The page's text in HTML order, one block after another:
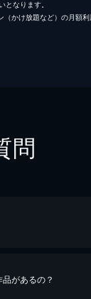
なります。
かけ放題など）の月額利
問
があるの？